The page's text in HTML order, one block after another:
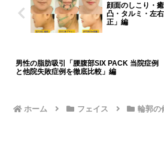
顔面のしこり・
凸・タルミ・左
正」編
男性の脂肪吸引「腰腹部SIX PACK 当院症例
と他院失敗症例を徹底比較」編
ホーム フェイス 輪郭の